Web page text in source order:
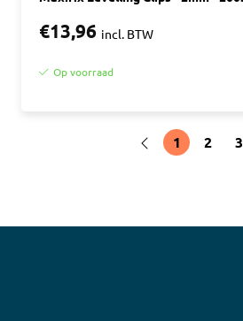
€13,96 incl. BTW
Op voorraad
1 2 3